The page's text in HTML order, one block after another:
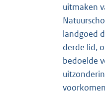
uitmaken
landgoed
derde lid,
bedoelde